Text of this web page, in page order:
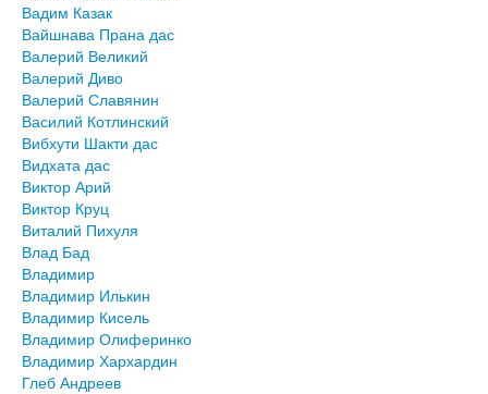
Вадим Казак
Вайшнава Прана дас
Валерий Великий
Валерий Диво
Валерий Славянин
Василий Котлинский
Вибхути Шакти дас
Видхата дас
Виктор Арий
Виктор Круц
Виталий Пихуля
Влад Бад
Владимир
Владимир Илькин
Владимир Кисель
Владимир Олиферинко
Владимир Хархардин
Глеб Андреев